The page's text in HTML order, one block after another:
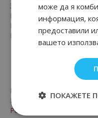
За нас
Контакти
Произход на стоките
Мнения от клиенти на
Програма за лоялни
Вход
Регистрация
може да я
информация,
предоставили
вашето
ПОКАЖЕТЕ